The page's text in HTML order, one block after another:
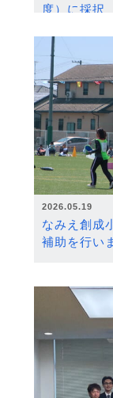
度）に採択
2026.05.19
なみえ創成
補助を行い